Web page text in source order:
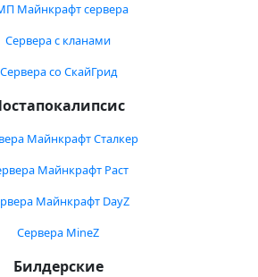
Майнкрафт сервера
Сервера с кланами
Сервера со СкайГрид
Майнкрафт Сталкер
Майнкрафт Раст
Майнкрафт DayZ
Сервера MineZ
Билдерские